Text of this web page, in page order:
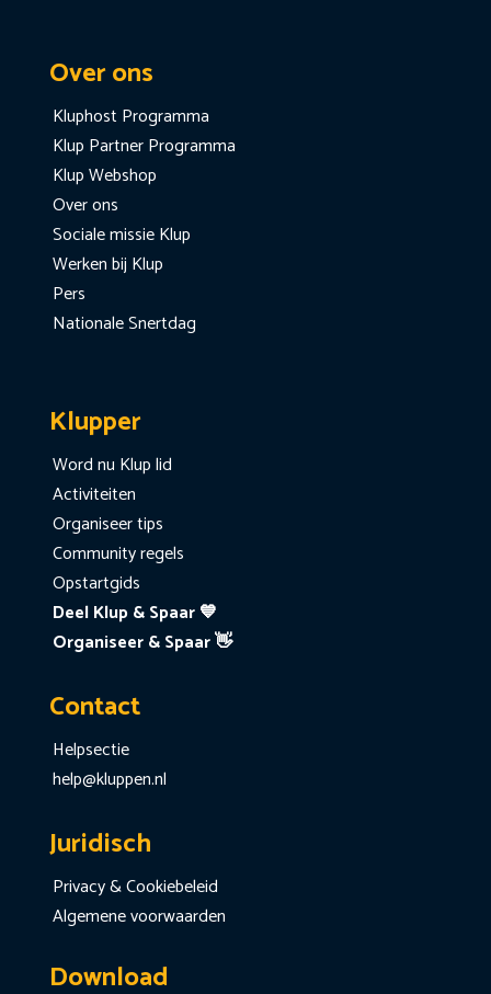
Over ons
Kluphost Programma
Klup Partner Programma
Klup Webshop
Over ons
Sociale missie Klup
Werken bij Klup
Pers
Nationale Snertdag
Klupper
Word nu Klup lid
Activiteiten
Organiseer tips
Community regels
Opstartgids
Deel Klup & Spaar 💙
Organiseer & Spaar 👋
Contact
Helpsectie
help@kluppen.nl
Juridisch
Privacy & Cookiebeleid
Algemene voorwaarden
Download